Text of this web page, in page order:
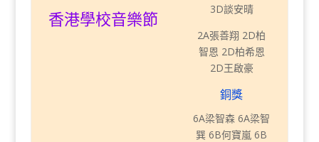
香港學校音樂節
3D談安晴
2A張善翔 2D柏
智恩 2D柏希恩
2D王啟豪
銅獎
6A梁智森 6A梁智
巽 6B何寶嵐 6B